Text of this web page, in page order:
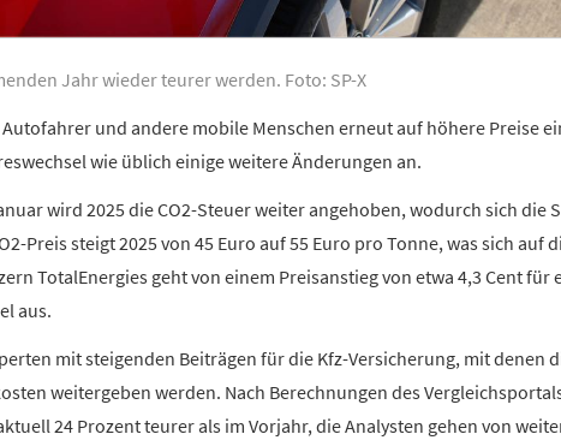
Jahr wieder teurer werden. Foto: SP-X
und andere mobile Menschen erneut auf höhere Preise
wie üblich einige weitere Änderungen an.
wird 2025 die CO2-Steuer weiter angehoben, wodurch sich die
Preis steigt 2025 von 45 Euro auf 55 Euro pro Tonne, was sich auf
TotalEnergies geht von einem Preisanstieg von etwa 4,3 Cent für
aus.
mit steigenden Beiträgen für die Kfz-Versicherung, mit denen
weitergeben werden. Nach Berechnungen des
24 Prozent teurer als im Vorjahr, die Analysten gehen von